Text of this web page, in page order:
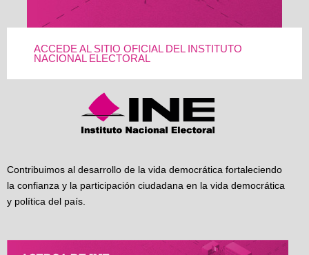
ACCEDE AL SITIO OFICIAL DEL INSTITUTO
NACIONAL ELECTORAL
Contribuimos al desarrollo de la vida democrática fortaleciendo
la confianza y la participación ciudadana en la vida democrática
y política del país.